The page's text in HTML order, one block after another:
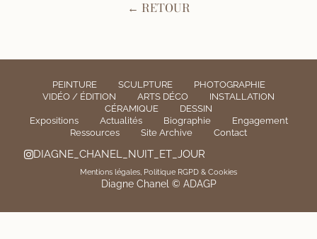
← RETOUR
PEINTURE SCULPTURE
PHOTOGRAPHIE
VIDÉO / ÉDITION
ARTS DÉCO
INSTALLATION
CÉRAMIQUE
DESSIN
Expositions
Actualités Biographie
Engagement
Ressources
Site Archive Contact
DIAGNE_CHANEL_NUIT_ET_JOUR
Mentions légales, Politique RGPD & Cookies
Diagne Chanel © ADAGP